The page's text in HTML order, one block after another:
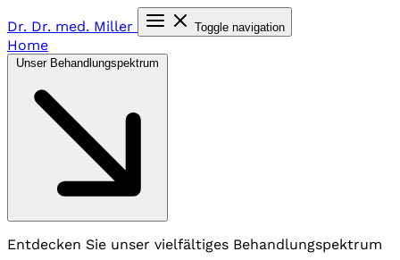
Dr. Dr. med. Miller Toggle navigation
Home
Entdecken Sie unser vielfältiges Behandlungspektrum